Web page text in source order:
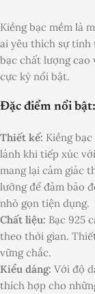
Kiềng bạc mềm là
ai yêu thích sự tinh
bạc chất lượng cao
cực kỳ nổi bật.
Đặc điểm nổi bật:
Thiết kế: Kiềng
lánh khi tiếp xúc
mang lại cảm giác
lưỡng để đảm bảo
nhỏ gọn tiện dụng.
Chất liệu: Bạc 925
theo thời gian.
vững chắc.
Kiểu dáng: Với độ
thích hợp cho